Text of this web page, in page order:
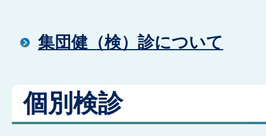
集団健（検）診について
個別検診